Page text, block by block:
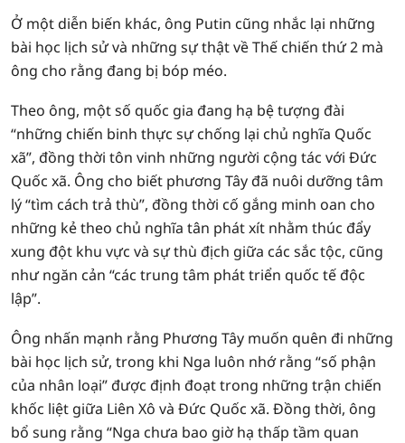
Ở một diễn biến khác, ông Putin cũng nhắc lại những
bài học lịch sử và những sự thật về Thế chiến thứ 2 mà
ông cho rằng đang bị bóp méo.
Theo ông, một số quốc gia đang hạ bệ tượng đài
“những chiến binh thực sự chống lại chủ nghĩa Quốc
xã”, đồng thời tôn vinh những người cộng tác với Đức
Quốc xã. Ông cho biết phương Tây đã nuôi dưỡng tâm
lý “tìm cách trả thù”, đồng thời cố gắng minh oan cho
những kẻ theo chủ nghĩa tân phát xít nhằm thúc đẩy
xung đột khu vực và sự thù địch giữa các sắc tộc, cũng
như ngăn cản “các trung tâm phát triển quốc tế độc
lập”.
Ông nhấn mạnh rằng Phương Tây muốn quên đi những
bài học lịch sử, trong khi Nga luôn nhớ rằng “số phận
của nhân loại” được định đoạt trong những trận chiến
khốc liệt giữa Liên Xô và Đức Quốc xã. Đồng thời, ông
bổ sung rằng “Nga chưa bao giờ hạ thấp tầm quan